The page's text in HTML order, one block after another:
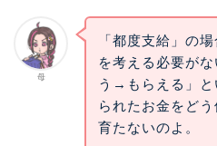
母
「都度支給」の
を考える必要が
う→もらえる」と
られたお金をど
育たないのよ。